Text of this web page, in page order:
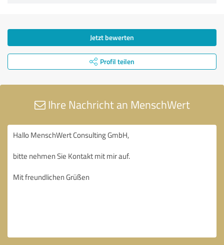
Jetzt bewerten
Profil teilen
Ihre Nachricht an MenschWert